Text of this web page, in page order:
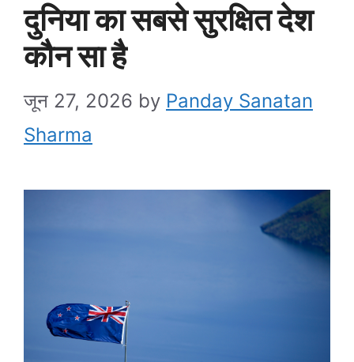
दुनिया का सबसे सुरक्षित देश
कौन सा है
जून 27, 2026 by Panday Sanatan
Sharma